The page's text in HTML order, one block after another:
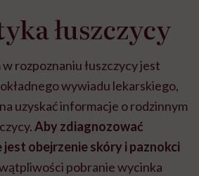
łuszczycy
rozpoznaniu łuszczycy jest
wywiadu lekarskiego,
uzyskać informacje o rodzinnym
Aby zdiagnozować
obejrzenie skóry i paznokci
pobranie wycinka